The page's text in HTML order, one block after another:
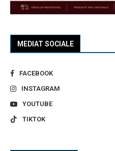
MEDIAT SOCIALE
FACEBOOK
INSTAGRAM
YOUTUBE
TIKTOK